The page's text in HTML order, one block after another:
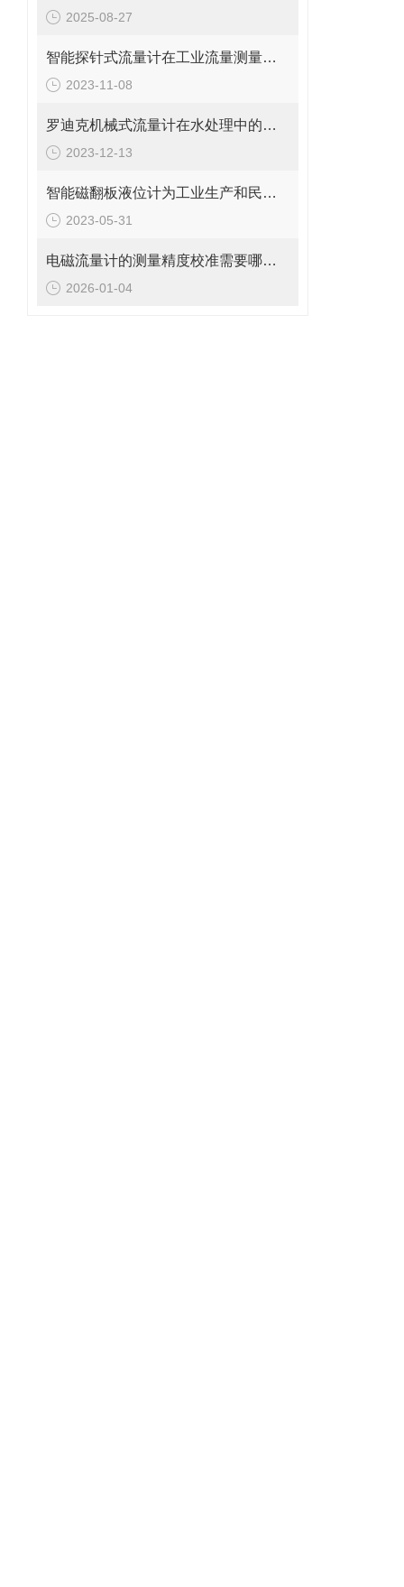
2025-08-27
智能探针式流量计在工业流量测量中的应用
2023-11-08
罗迪克机械式流量计在水处理中的应用
2023-12-13
智能磁翻板液位计为工业生产和民用生活提供了重要的保障
2023-05-31
电磁流量计的测量精度校准需要哪些工具和设备?
2026-01-04